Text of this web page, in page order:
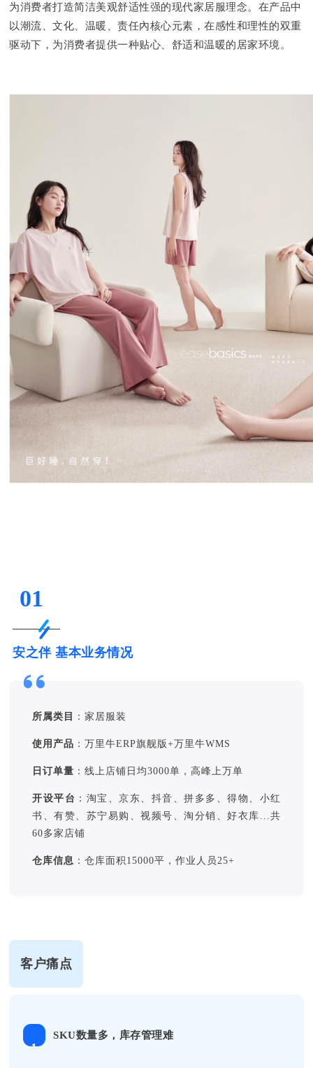
为消费者打造简洁美观舒适性强的现代家居服理念。在产品中
以潮流、文化、温暖、责任內核心元素，在感性和理性的双重
驱动下，为消费者提供一种贴心、舒适和温暖的居家环境。
01
安之伴 基本业务情况
所属类目 ：家居服装
使用产品 ：万里牛ERP旗舰版+万里牛WMS
日订单量 ：线上店铺日均3000单，高峰上万单
开设平台 ：淘宝、京东、抖音、拼多多、得物、小红
书、有赞、苏宁易购、视频号、淘分销、好衣库...共
60多家店铺
仓库信息 ：仓库面积15000平，作业人员25+
客户痛点
1
SKU数量多，库存管理难